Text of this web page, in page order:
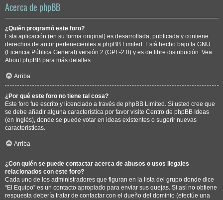
Acerca de phpBB
¿Quién programó este foro?
Esta aplicación (en su forma original) es desarrollada, publicada y contiene
derechos de autor pertenecientes a phpBB Limited . Está hecho bajo la GNU
(Licencia Pública General) versión 2 (GPL-2.0) y es de libre distribución. Vea
About phpBB para más detalles.
Arriba
¿Por qué este foro no tiene tal cosa?
Este foro fue escrito y licenciado a través de phpBB Limited. Si usted cree que
se debe añadir alguna característica por favor visite Centro de phpBB Ideas
(en Inglés), donde se puede votar en ideas existentes o sugerir nuevas
características.
Arriba
¿Con quién se puede contactar acerca de abusos o usos ilegales
relacionados con este foro?
Cada uno de los administradores que figuran en la lista del grupo donde dice
“El Equipo” es un contacto apropiado para enviar sus quejas. Si así no obtiene
respuesta debería tratar de contactar con el dueño del dominio (efectúe una